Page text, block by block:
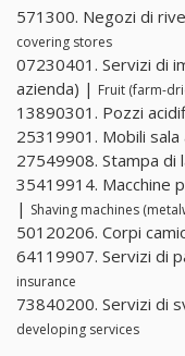
571300. Negozi di
covering stores
07230401. Servizi di
azienda) | Fruit (farm-
13890301. Pozzi
25319901. Mobili
27549908. Stampa di
35419914. Macchine
| Shaving machines
50120206. Corpi
64119907. Servizi di
insurance
73840200. Servizi di
developing services